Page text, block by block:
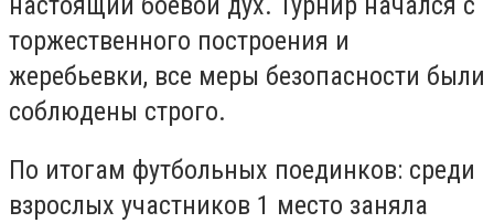
торжественного построения и
жеребьевки, все меры безопасности были
соблюдены строго.
По итогам футбольных поединков: среди
взрослых участников 1 место заняла